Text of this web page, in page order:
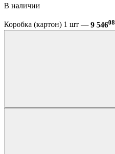
В наличии
Коробка (картон) 1 шт — 9 54608